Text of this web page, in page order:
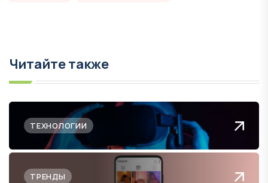
Читайте также
ТЕХНОЛОГИИ
ТРЕНДЫ